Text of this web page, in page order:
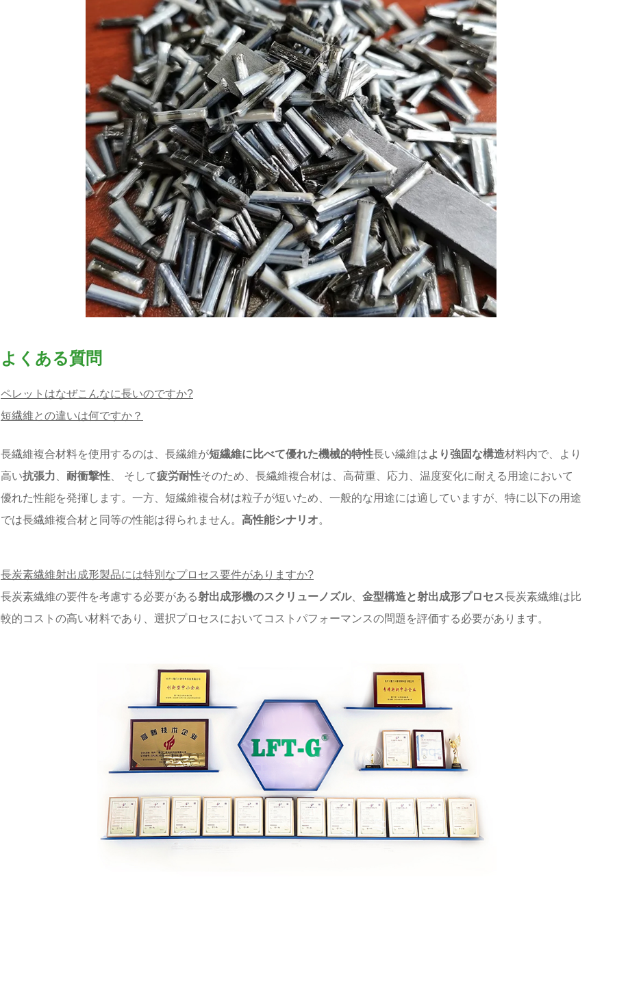
よくある質問
ペレットはなぜこんなに長いのですか?
短繊維との違いは何ですか？
長繊維複合材料を使用するのは、長繊維が短繊維に比べて優れた機械的特性長い繊維はより強固な構造材料内で、より
高い抗張力 耐衝撃性 、 そして疲労耐性そのため、長繊維複合材は、高荷重、応力、温度変化に耐える用途において
優れた性能を発揮します。一方、短繊維複合材は粒子が短いため、一般的な用途には適していますが、特に以下の用途
では長繊維複合材と同等の性能は得られません。 高性能シナリオ。
長炭素繊維射出成形製品には特別なプロセス要件がありますか?
長炭素繊維の要件を考慮する必要がある射出成形機のスクリューノズル、 金型構造と射出成形プロセス長炭素繊維は比
較的コストの高い材料であり、選択プロセスにおいてコストパフォーマンスの問題を評価する必要があります。